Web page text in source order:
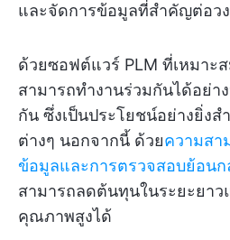
และจัดการข้อมูลที่สำคัญต่อ
ด้วยซอฟต์แวร์ PLM ที่เหมา
สามารถทำงานร่วมกันได้อย่า
กัน ซึ่งเป็นประโยชน์อย่างยิ่ง
ต่างๆ นอกจากนี้ ด้วยความสา
ข้อมูลและการตรวจสอบย้อนก
สามารถลดต้นทุนในระยะยา
คุณภาพสูงได้